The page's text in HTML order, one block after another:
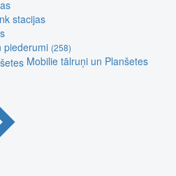
stacijas
piederumi (258)
Mobilie tālruņi un Planšetes